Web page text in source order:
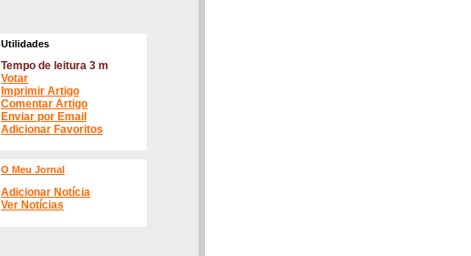
Utilidades
Tempo de leitura 3 m
Votar
Imprimir Artigo
Comentar Artigo
Enviar por Email
Adicionar Favoritos
O Meu Jornal
Adicionar Notícia
Ver Notícias